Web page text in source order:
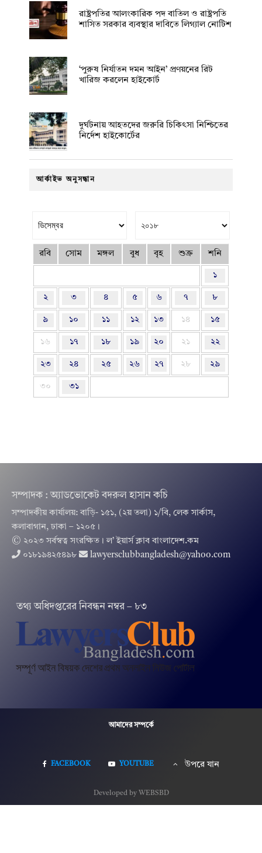
রাষ্ট্রপতির আলংকারিক পদ বাতিল ও রাষ্ট্রপতি
শাসিত সরকার ব্যবস্থার দাবিতে লিগ্যাল নোটিশ
‘পুরুষ নির্যাতন দমন আইন’ প্রণয়নের রিট
খারিজ করলেন হাইকোর্ট
দুর্ঘটনায় আহতদের জরুরি চিকিৎসা নিশ্চিতের
নির্দেশ হাইকোর্টের
আর্কাইভ অনুসন্ধান
রবি সোম মঙ্গল বুধ বৃহ শুক্র শনি
১
২ ৩ ৪ ৫ ৬ ৭ ৮
৯ ১০ ১১ ১২ ১৩ ১৪ ১৫
১৬ ১৭ ১৮ ১৯ ২০ ২১ ২২
২৩ ২৪ ২৫ ২৬ ২৭ ২৮ ২৯
৩০ ৩১
সম্পাদক : অ্যাডভোকেট বদরুল হাসান কচি
সম্পাদকীয় কার্যালয়: বাড়ি- ১৫১, (২য় তলা) ১/বি, লেক সার্কাস,
কলাবাগান, ঢাকা – ১২০৫।
© ২০২৩ সর্বস্বত্ব সংরক্ষিত । ল’ ইয়ার্স ক্লাব বাংলাদেশ.কম
০১৮১৯৪২৫৪৯৮
lawyersclubbangladesh@yahoo.com
তথ‌্য অ‌ধিদপ্ত‌রের নিবন্ধন নম্বর – ৮৩
আমাদের সম্পর্কে
FACEBOOK YOUTUBE উপরে যান
Developed by WEBSBD